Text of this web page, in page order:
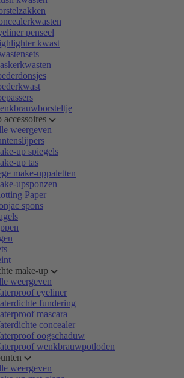
penseel
kwast
accessoires
weergeven
up spiegels
up tas
make-uppaletten
upsponzen
Paper
spons
make-up
weergeven
eyeliner
fundering
mascara
concealer
oogschaduw
wenkbrauwpotloden
weergeven